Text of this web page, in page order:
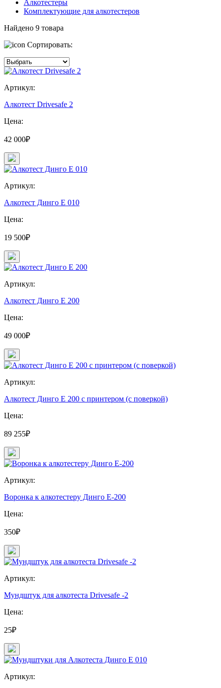
Алкотестеры
Комплектующие для алкотестеров
Найдено 9 товара
Сортировать:
Артикул:
Алкотест Drivesafe 2
Цена:
42 000₽
Артикул:
Алкотест Динго Е 010
Цена:
19 500₽
Артикул:
Алкотест Динго Е 200
Цена:
49 000₽
Артикул:
Алкотест Динго Е 200 с принтером (с поверкой)
Цена:
89 255₽
Артикул:
Воронка к алкотестеру Динго Е-200
Цена:
350₽
Артикул:
Мундштук для алкотеста Drivesafe -2
Цена:
25₽
Артикул: